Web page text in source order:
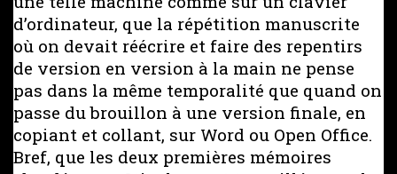
d’ordinateur, que la répétition manuscrite
où on devait réécrire et faire des repentirs
de version en version à la main ne pense
pas dans la même temporalité que quand on
passe du brouillon à une version finale, en
copiant et collant, sur Word ou Open Office.
Bref, que les deux premières mémoires